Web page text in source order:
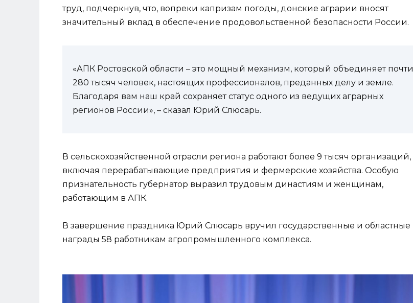
труд, подчеркнув, что, вопреки капризам погоды, донские аграрии вносят
значительный вклад в обеспечение продовольственной безопасности России.
«АПК Ростовской области – это мощный механизм, который объединяет почти
280 тысяч человек, настоящих профессионалов, преданных делу и земле.
Благодаря вам наш край сохраняет статус одного из ведущих аграрных
регионов России», – сказал Юрий Слюсарь.
В сельскохозяйственной отрасли региона работают более 9 тысяч организаций,
включая перерабатывающие предприятия и фермерские хозяйства. Особую
признательность губернатор выразил трудовым династиям и женщинам,
работающим в АПК.
В завершение праздника Юрий Слюсарь вручил государственные и областные
награды 58 работникам агропромышленного комплекса.